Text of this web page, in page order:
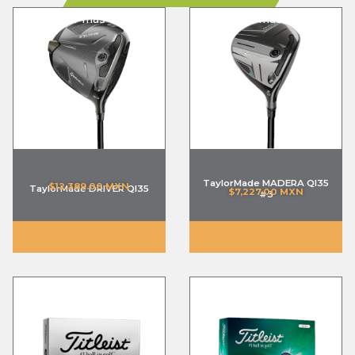
TaylorMade DRIVER QI35
$12,389.00 MXN
Ver más →
TaylorMade MADERA QI35
#3
$7,227.00 MXN
Ver más →